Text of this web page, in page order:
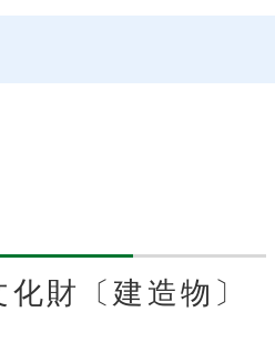
財〔建造物〕